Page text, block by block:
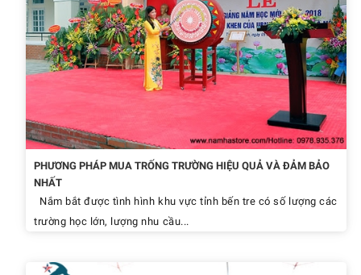
PHƯƠNG PHÁP MUA TRỐNG TRƯỜNG HIỆU QUẢ VÀ ĐẢM BẢO
NHẤT
Nắm bắt được tình hình khu vực tỉnh bến tre có số lượng các
trường học lớn, lượng nhu cầu...